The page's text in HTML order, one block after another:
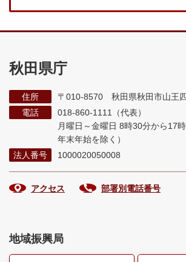
秋田県庁
住所
〒010-8570 秋田県秋田市山王
電話
018-860-1111（代表）
月曜日～金曜日 8時30分から17
年末年始を除く）
法人番号
1000020050008
アクセス 部署別電話番号
地域振興局